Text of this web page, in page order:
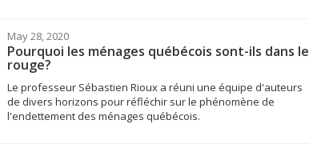
May 28, 2020
Pourquoi les ménages québécois sont-ils dans le
rouge?
Le professeur Sébastien Rioux a réuni une équipe d'auteurs
de divers horizons pour réfléchir sur le phénomène de
l'endettement des ménages québécois.